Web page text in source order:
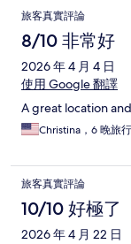
旅客真實評論
8/10 非常好
2026 年 4 月 4 日
使用 Google 翻譯
A great location
Christina，6 晚旅行
旅客真實評論
10/10 好極了
2026 年 4 月 22 日